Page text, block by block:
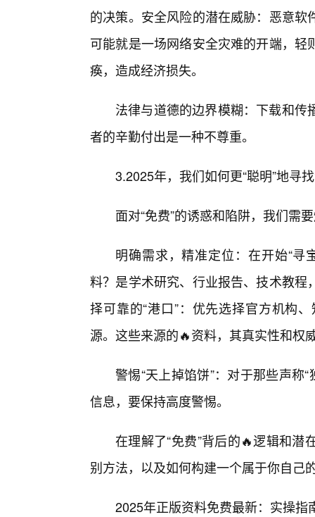
的决策。安全风险的潜在威胁：恶意
可能就是一场网络安全灾难的开端，
痪，造成经济损失。
法律与道德的边界模糊：下载和
者的辛勤付出是一种不尊重。
3.2025年，我们如何更“聪明”地寻
面对“免费”的诱惑和陷阱，我们需
明确需求，精准定位：在开始“寻
料？是学术研究、行业报告、技术教
择可靠的“港口”：优先选择官方机构
源。这些来源的🔥资料，其真实性和权
警惕“天上掉馅饼”：对于那些声称
信息，要保持高度警惕。
在理解了“免费”背后的🔥逻辑和
别方法，以及如何构建一个属于你自己
2025年正版资料免费最新：实操指